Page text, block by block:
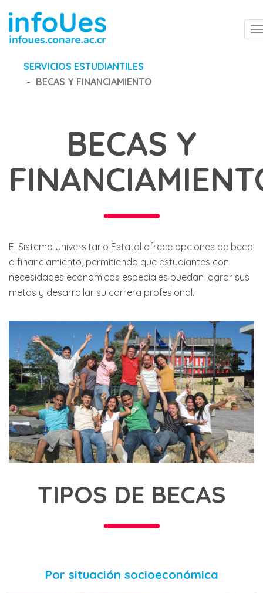
SERVICIOS ESTUDIANTILES
BECAS Y FINANCIAMIENTO
BECAS Y
El Sistema Universitario Estatal ofrece opciones de beca
o financiamiento, permitiendo que estudiantes con
necesidades ecónomicas especiales puedan lograr sus
metas y desarrollar su carrera profesional.
TIPOS DE BECAS
Por situación socioeconómica